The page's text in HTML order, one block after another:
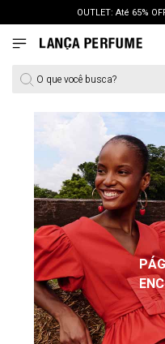
OUTLET: Até 65%
LANÇAMENTO
O que você busca?